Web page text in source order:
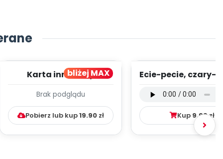
bliżej MAX
Karta innowacji
Kumpelkowo
Brak podglądu
Pobierz lub kup19.90 zł
Ecie-pecie, czary-
mp3)
Kup 9.99zł